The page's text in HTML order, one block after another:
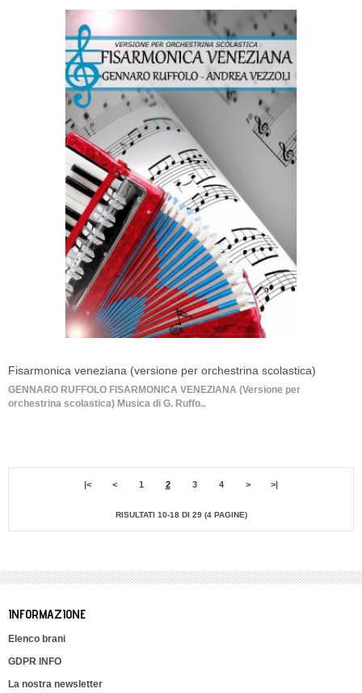
Fisarmonica veneziana (versione per orchestrina scolastica)
GENNARO RUFFOLO FISARMONICA VENEZIANA (Versione per
orchestrina scolastica) Musica di G. Ruffo..
|< < 1 2 3 4 > >|
RISULTATI 10-18 DI 29 (4 PAGINE)
INFORMAZIONE
Elenco brani
GDPR INFO
La nostra newsletter